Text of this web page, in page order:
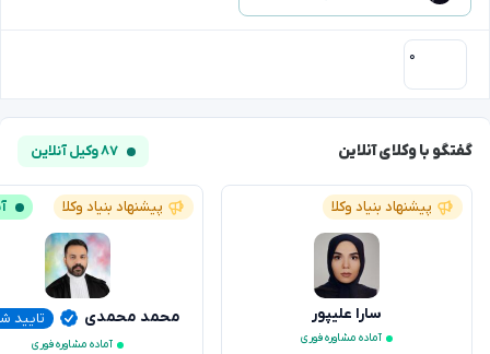
۰
گفتگو با وکلای آنلاین ۸۷ وکیل آنلاین
پیشنهاد بنیاد وکلا
سارا علیپور
آماده مشاوره فوری
پیشنهاد بنیاد وکلا
محمد محمدی تایید
آماده مشاوره فوری